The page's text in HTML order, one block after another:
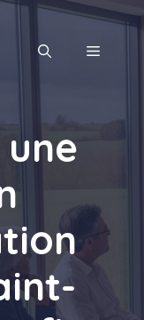
MENU